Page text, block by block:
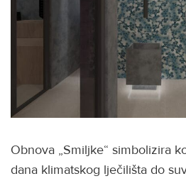
Obnova „Smiljke“ simbolizira
dana klimatskog lječilišta do